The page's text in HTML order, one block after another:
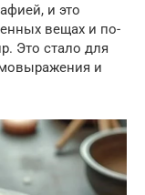
и это
вещах и по-
Это стало для
и